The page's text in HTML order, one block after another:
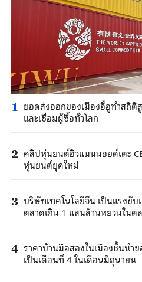
1 ยอดส่งออกของเมืองอี้อูทำสถิติ
และเชื่อมผู้ซื้อทั่วโลก
2 คลิปหุ่นยนต์ฮิวแมนนอยด์เตะ
หุ่นยนต์ยุคใหม่
3 บริษัทเทคโนโลยีจีน เป็นแรงขั
ตลาดเกิน 1 แสนล้านหยวนในต
4 ราคาบ้านมือสองในเมืองชั้นนำ
เป็นเดือนที่ 4 ในเดือนมิถุนายน